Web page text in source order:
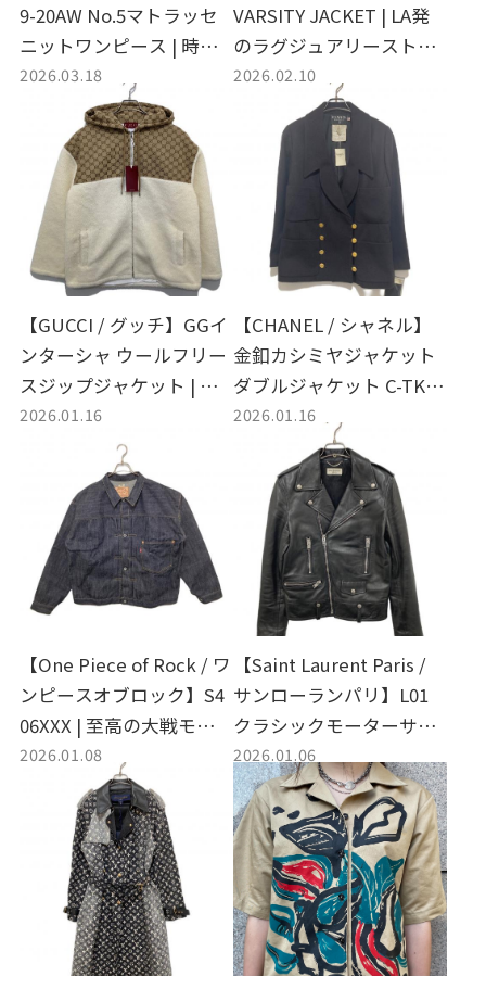
9-20AW No.5マトラッセ
ニットワンピース | 時代
を越えて愛されるアイコ
ニックな名品
2026.03.18
VARSITY JACKET | LA発
のラグジュアリーストリ
ートを纏う至高の一着
2026.02.10
【GUCCI / グッチ】GGイ
ンターシャ ウールフリー
スジップジャケット | ラ
グジュアリーとストリー
トが融合した、至高のボ
アアウター。
2026.01.16
【CHANEL / シャネル】
金釦カシミヤジャケット
ダブルジャケット C-TK 5
914 ココマークボタン | 時
代を超えて愛される、至
高のヴィンテージ・シャ
ネル。
2026.01.16
【One Piece of Rock / ワ
ンピースオブロック】S4
06XXX | 至高の大戦モデ
ル・サンフランシスコが
買取入荷
2026.01.08
【Saint Laurent Paris /
サンローランパリ】L01
クラシックモーターサイ
クルライダースレザージ
ャケット | 永遠のマスタ
ーピース、エディ・スリ
マンの美学を纏う至高の
一着が買取入荷
2026.01.06